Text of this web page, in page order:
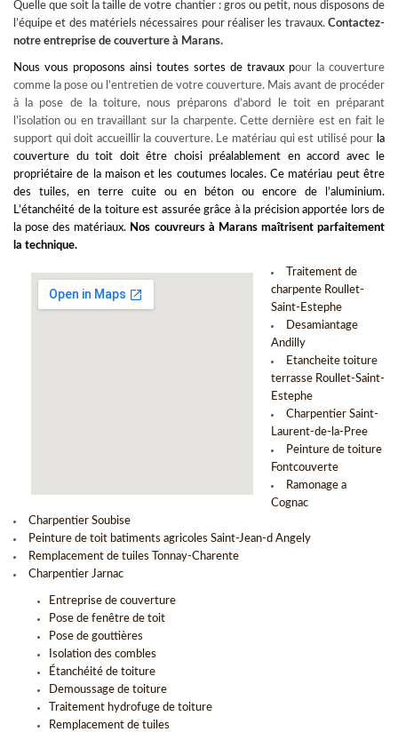
Quelle que soit la taille de votre chantier : gros ou petit, nous disposons de
l’équipe et des matériels nécessaires pour réaliser les travaux. Contactez-
notre entreprise de couverture à Marans.
Nous vous proposons ainsi toutes sortes de travaux pour la couverture
comme la pose ou l’entretien de votre couverture. Mais avant de procéder
à la pose de la toiture, nous préparons d’abord le toit en préparant
l’isolation ou en travaillant sur la charpente. Cette dernière est en fait le
support qui doit accueillir la couverture. Le matériau qui est utilisé pour la
couverture du toit doit être choisi préalablement en accord avec le
propriétaire de la maison et les coutumes locales. Ce matériau peut être
des tuiles, en terre cuite ou en béton ou encore de l’aluminium.
L’étanchéité de la toiture est assurée grâce à la précision apportée lors de
la pose des matériaux. Nos couvreurs à Marans maîtrisent parfaitement
la technique.
Traitement de
charpente Roullet-
Saint-Estephe
Desamiantage
Andilly
Etancheite toiture
terrasse Roullet-Saint-
Estephe
Charpentier Saint-
Laurent-de-la-Pree
Peinture de toiture
Fontcouverte
Ramonage a
Cognac
Charpentier Soubise
Peinture de toit batiments agricoles Saint-Jean-d Angely
Remplacement de tuiles Tonnay-Charente
Charpentier Jarnac
Entreprise de couverture
Pose de fenêtre de toit
Pose de gouttières
Isolation des combles
Étanchéité de toiture
Demoussage de toiture
Traitement hydrofuge de toiture
Remplacement de tuiles